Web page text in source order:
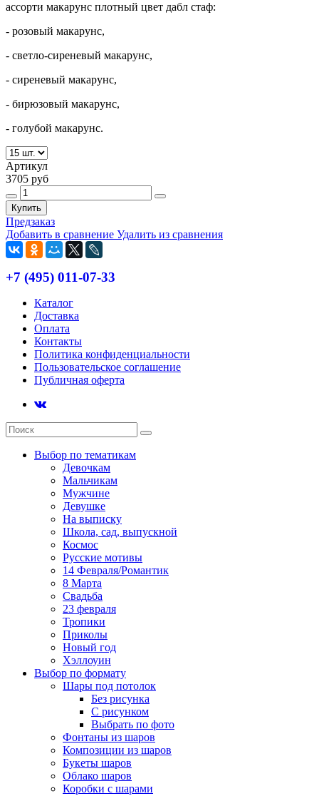
ассорти макарунс плотный цвет дабл стаф:
- розовый макарунс,
- светло-сиреневый макарунс,
- сиреневый макарунс,
- бирюзовый макарунс,
- голубой макарунс.
Артикул
3705 руб
Купить
Предзаказ
Добавить в сравнение Удалить из сравнения
+7 (495) 011-07-33
Каталог
Доставка
Оплата
Контакты
Политика конфиденциальности
Пользовательское соглашение
Публичная оферта
Выбор по тематикам
Девочкам
Мальчикам
Мужчине
Девушке
На выписку
Школа, сад, выпускной
Космос
Русские мотивы
14 Февраля/Романтик
8 Марта
Свадьба
23 февраля
Тропики
Приколы
Новый год
Хэллоуин
Выбор по формату
Шары под потолок
Без рисунка
С рисунком
Выбрать по фото
Фонтаны из шаров
Композиции из шаров
Букеты шаров
Облако шаров
Коробки с шарами